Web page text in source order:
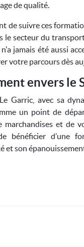
de qualité.
de suivre ces
le secteur du
jamais été aussi
votre parcours dès
envers le
Garric, avec sa
un point de
marchandises et de
bénéficier d’une
et son